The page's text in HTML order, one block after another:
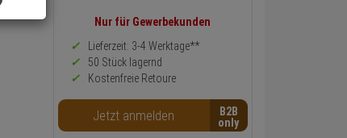
Informationen
Preis,
Verfügbakeit
und
oder
Konfigurieren-
Button
Nur für Gewerbekunden
Lieferzeit: 3-4 Werktage**
50 Stück lagernd
Kostenfreie Retoure
Jetzt anmelden B2B